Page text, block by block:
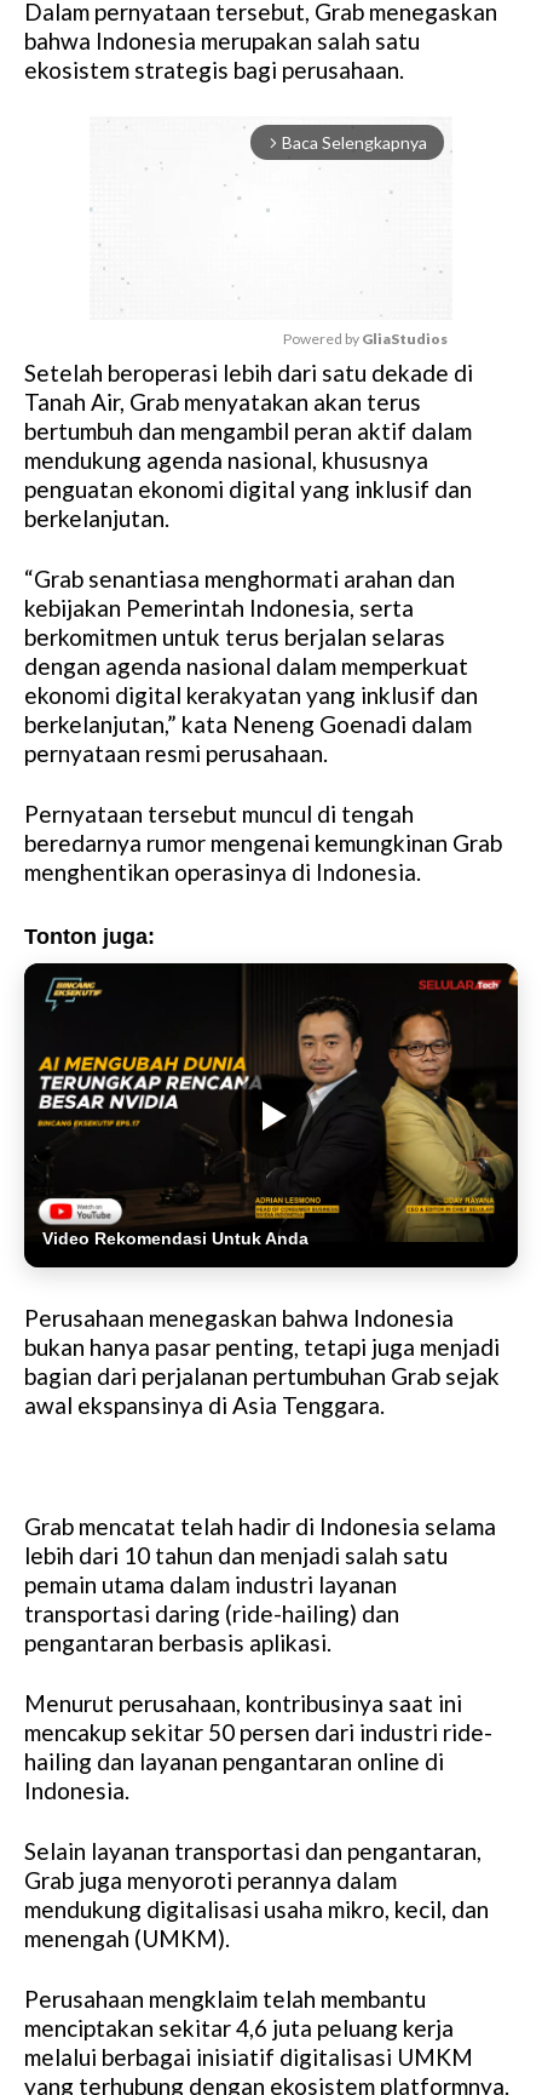
Dalam pernyataan tersebut, Grab menegaskan
bahwa Indonesia merupakan salah satu
ekosistem strategis bagi perusahaan.
arrow_forward_ios Baca Selengkapnya
M
u
t
e
Powered by GliaStudios
Setelah beroperasi lebih dari satu dekade di
Tanah Air, Grab menyatakan akan terus
bertumbuh dan mengambil peran aktif dalam
mendukung agenda nasional, khususnya
penguatan ekonomi digital yang inklusif dan
berkelanjutan.
“Grab senantiasa menghormati arahan dan
kebijakan Pemerintah Indonesia, serta
berkomitmen untuk terus berjalan selaras
dengan agenda nasional dalam memperkuat
ekonomi digital kerakyatan yang inklusif dan
berkelanjutan,” kata Neneng Goenadi dalam
pernyataan resmi perusahaan.
Pernyataan tersebut muncul di tengah
beredarnya rumor mengenai kemungkinan Grab
menghentikan operasinya di Indonesia.
Tonton juga:
Video Rekomendasi Untuk Anda
Perusahaan menegaskan bahwa Indonesia
bukan hanya pasar penting, tetapi juga menjadi
bagian dari perjalanan pertumbuhan Grab sejak
awal ekspansinya di Asia Tenggara.
Grab mencatat telah hadir di Indonesia selama
lebih dari 10 tahun dan menjadi salah satu
pemain utama dalam industri layanan
transportasi daring (ride-hailing) dan
pengantaran berbasis aplikasi.
Menurut perusahaan, kontribusinya saat ini
mencakup sekitar 50 persen dari industri ride-
hailing dan layanan pengantaran online di
Indonesia.
Selain layanan transportasi dan pengantaran,
Grab juga menyoroti perannya dalam
mendukung digitalisasi usaha mikro, kecil, dan
menengah (UMKM).
Perusahaan mengklaim telah membantu
menciptakan sekitar 4,6 juta peluang kerja
melalui berbagai inisiatif digitalisasi UMKM
yang terhubung dengan ekosistem platformnya.